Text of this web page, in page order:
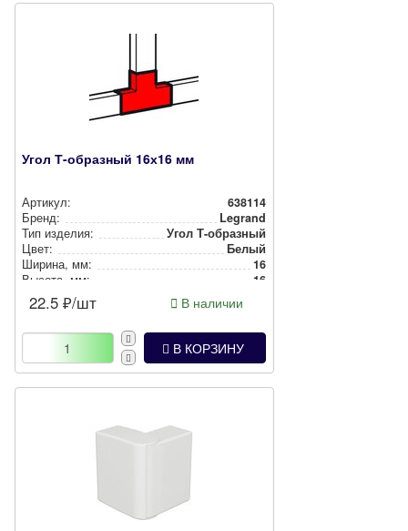
Угол Т-образный 16х16 мм
Артикул:
638114
Бренд:
Legrand
Тип изделия:
Угол Т-образный
Цвет:
Белый
Ширина, мм:
16
Высота, мм:
16
22.5 ₽/шт В наличии
В КОРЗИНУ